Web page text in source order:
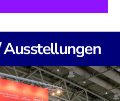
Ausstellungen